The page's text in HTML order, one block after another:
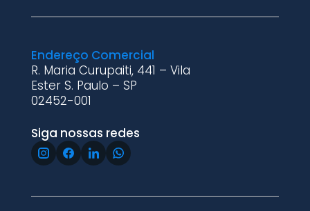
Endereço Comercial
R. Maria Curupaiti, 441 – Vila
Ester S. Paulo – SP
02452-001
Siga nossas redes